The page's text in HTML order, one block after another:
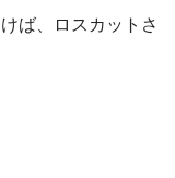
ば、ロスカットさ